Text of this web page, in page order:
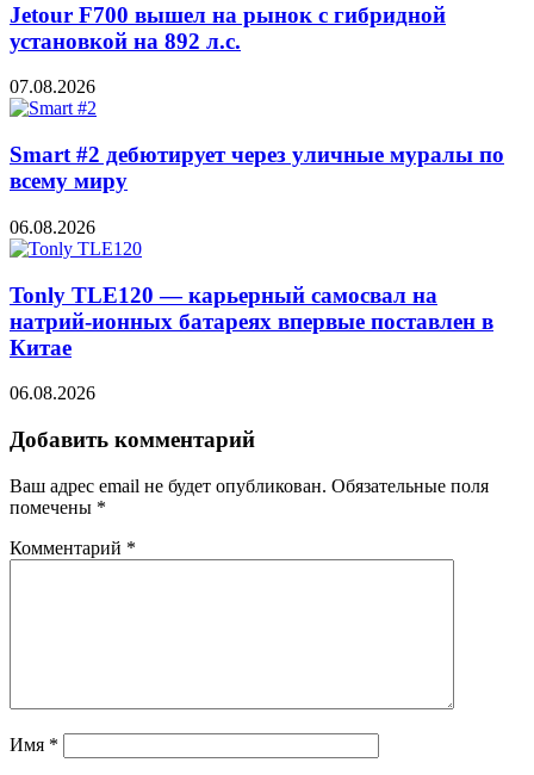
Jetour F700 вышел на рынок с гибридной
установкой на 892 л.с.
07.08.2026
Smart #2 дебютирует через уличные муралы по
всему миру
06.08.2026
Tonly TLE120 — карьерный самосвал на
натрий-ионных батареях впервые поставлен в
Китае
06.08.2026
Добавить комментарий
Ваш адрес email не будет опубликован. Обязательные поля
помечены *
Комментарий *
Имя *